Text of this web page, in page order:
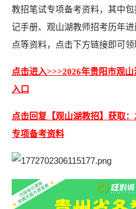
教招笔试专项备考资料，其中
记手册、观山湖教师招考历年
点等资料，点击下方链接即可领
点击进入>>>2026年贵阳市观
入口
点击回复【观山湖教招】获取
专项备考资料